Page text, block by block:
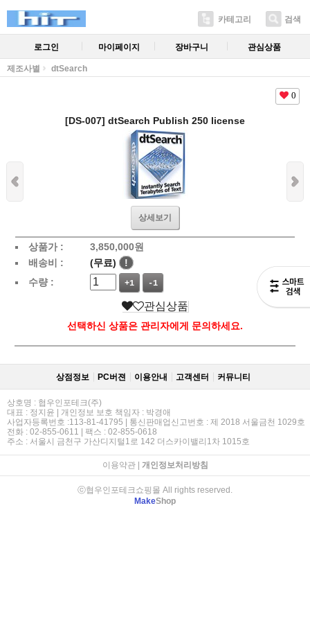
카테고리 검색
로그인 마이페이지 장바구니 관심상품
제조사별 dtSearch
0
[DS-007] dtSearch Publish 250 license
상세보기
상품가 : 3,850,000원
배송비 :
(무료)
!
수량 :
+1 -1
관심상품
선택하신 상품은 관리자에게 문의하세요.
상점정보 PC버젼 이용안내 고객센터 커뮤니티
상호명 : 협우인포테크(주)
대표 : 정지윤 | 개인정보 보호 책임자 : 박경애
사업자등록번호 :113-81-41795 | 통신판매업신고번호 : 제 2018 서울금천 1029호
전화 : 02-855-0611 | 팩스 : 02-855-0618
주소 : 서울시 금천구 가산디지털1로 142 더스카이밸리1차 1015호
이용약관| 개인정보처리방침
ⓒ협우인포테크쇼핑몰 All rights reserved.
MakeShop